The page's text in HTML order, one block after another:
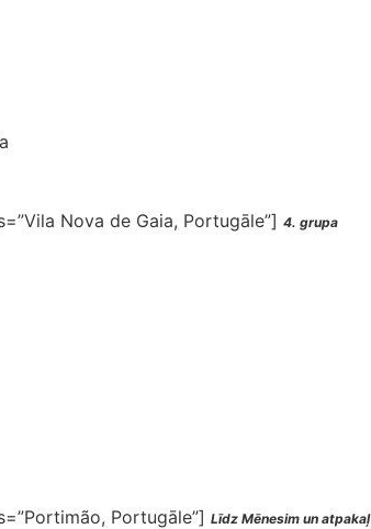
Nova de Gaia, Portugāle”] 4. grupa
Portugāle”] Līdz Mēnesim un atpakaļ